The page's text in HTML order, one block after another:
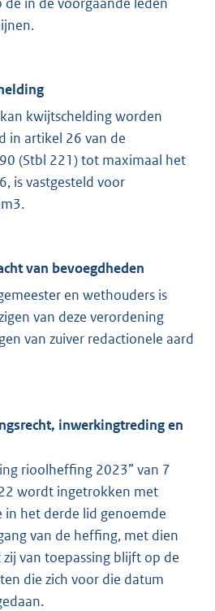
kwijtschelding worden
in artikel 26 van de
(Stbl 221) tot maximaal het
is vastgesteld voor
van bevoegdheden
en wethouders is
van deze verordening
van zuiver redactionele aard
inwerkingtreding en
rioolheffing 2023” van 7
wordt ingetrokken met
in het derde lid genoemde
van de heffing, met dien
van toepassing blijft op de
die zich voor die datum